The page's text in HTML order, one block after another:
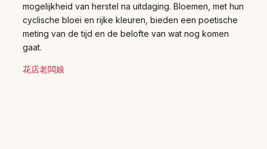
mogelijkheid van herstel na uitdaging. Bloemen, met hun
cyclische bloei en rijke kleuren, bieden een poetische
meting van de tijd en de belofte van wat nog komen
gaat.
花店老闆娘